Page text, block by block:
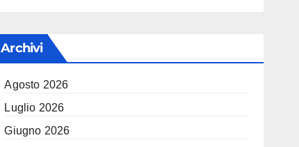
Archivi
Agosto 2026
Luglio 2026
Giugno 2026